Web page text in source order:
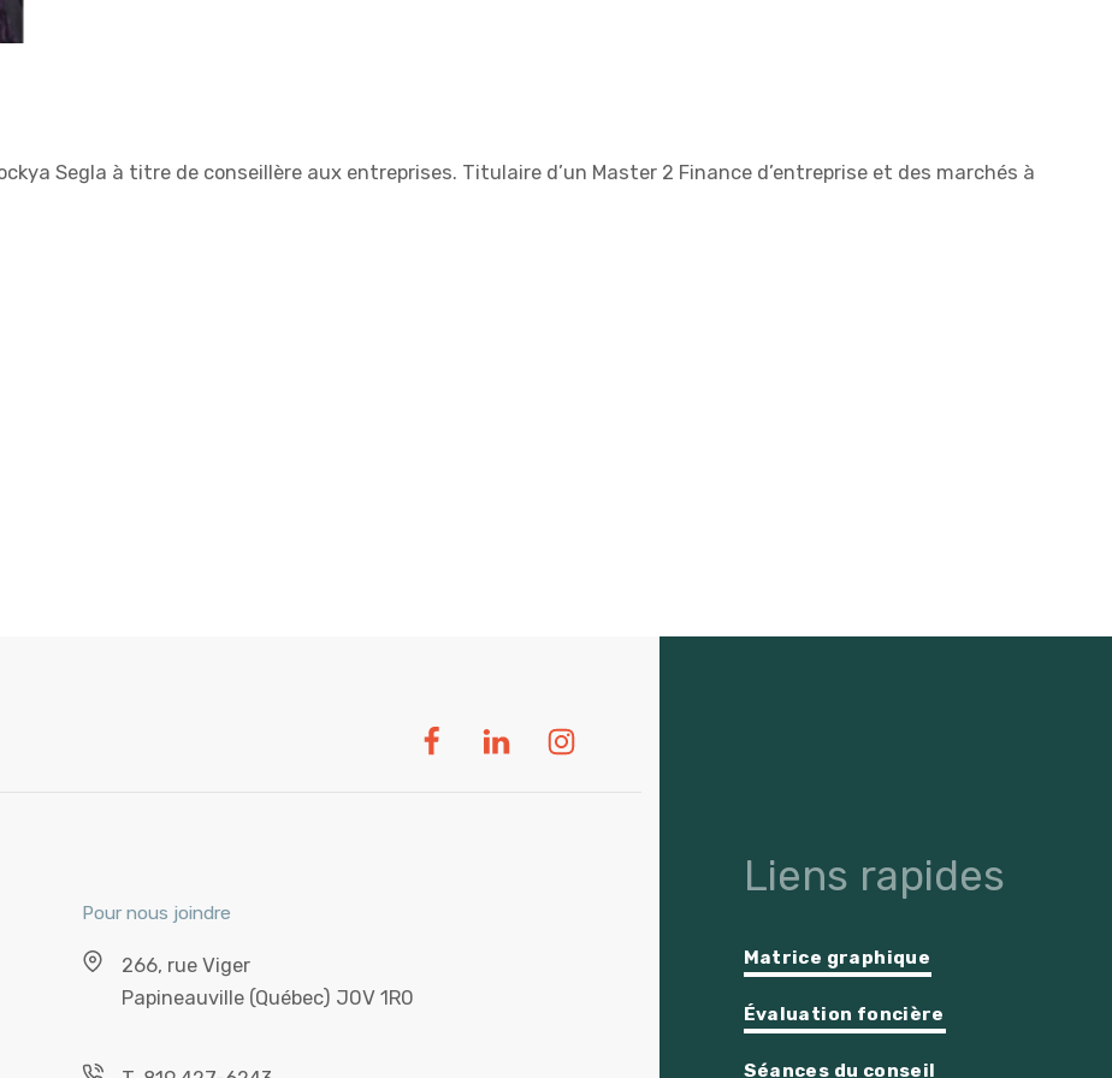
Segla à titre de conseillère aux entreprises. Titulaire d’un Master 2 Finance d’entreprise et des marchés à
Pour nous joindre
266, rue Viger
Papineauville (Québec) J0V 1R0
Liens rapides
Matrice graphique
Évaluation foncière
Séances du conseil